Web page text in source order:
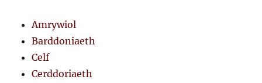
Amrywiol
Barddoniaeth
Celf
Cerddoriaeth